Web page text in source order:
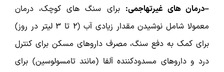
–درمان های غیرتهاجمی: برای سنگ های کوچک، درمان
معمولا شامل نوشیدن مقدار زیادی آب (۲ تا ۳ لیتر در روز)
برای کمک به دفع سنگ، مصرف داروهای مسکن برای کنترل
درد و داروهای مسدودکننده آلفا (مانند تامسولوسین) برای